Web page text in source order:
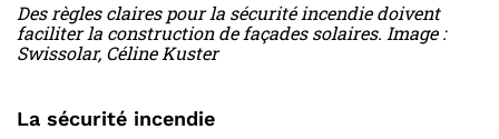
Des règles claires pour la sécurité incendie doivent
faciliter la construction de façades solaires. Image :
Swissolar, Céline Kuster
La sécurité incendie